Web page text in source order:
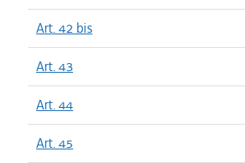
Art. 42 bis
Art. 43
Art. 44
Art. 45